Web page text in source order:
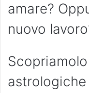
amare?
nuovo